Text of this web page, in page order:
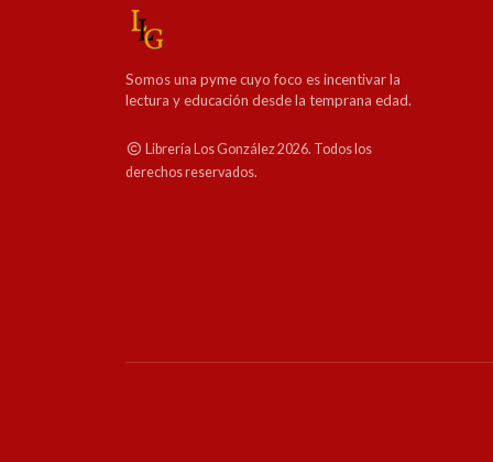
Somos una pyme cuyo foco es incentivar la
lectura y educación desde la temprana edad.
Librería Los González 2026. Todos los
derechos reservados.